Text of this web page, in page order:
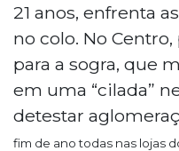
21 anos, enfrenta
no colo. No
para a sogra, que
em uma “cilada”
detestar
fim de ano todas nas lojas